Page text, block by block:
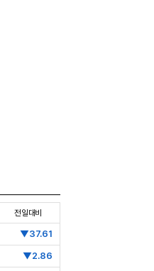
전일대비
▼37.61
▼2.86